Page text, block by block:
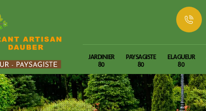
JARDINIER
80
PAYSAGISTE
80
ELAGUEUR
80